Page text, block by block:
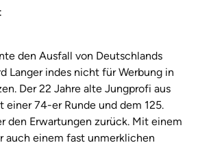
den Ausfall von Deutschlands
Langer indes nicht für Werbung in
Der 22 Jahre alte Jungprofi aus
74-er Runde und dem 125.
den Erwartungen zurück. Mit einem
auch einem fast unmerklichen